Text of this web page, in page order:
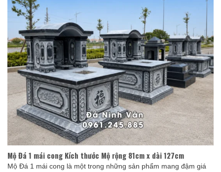
Mộ Đá 1 mái cong Kích thước Mộ rộng 81cm x dài 127cm
Mộ Đá 1 mái cong là một trong những sản phẩm mang đậm giá